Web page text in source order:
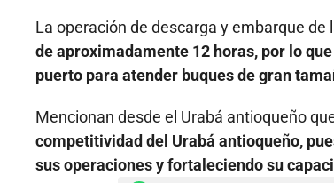
La operación de descarga y embarque
de aproximadamente 12 horas, por lo
puerto para atender buques de gran
Mencionan desde el Urabá antioqueño
competitividad del Urabá antioqueño,
sus operaciones y fortaleciendo su